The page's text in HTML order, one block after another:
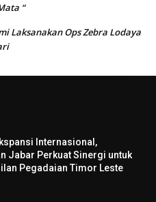
“
Laksanakan Ops Zebra Lodaya
Internasional,
Jabar Perkuat Sinergi untuk
Pegadaian Timor Leste